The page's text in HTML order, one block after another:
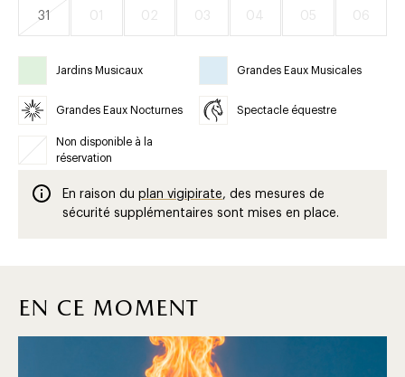
31 01 02 03 04 05 06
Jardins Musicaux Grandes Eaux Musicales
Grandes Eaux Nocturnes Spectacle équestre
Non disponible à la
réservation
En raison du plan vigipirate, des mesures de
sécurité supplémentaires sont mises en place.
en ce moment